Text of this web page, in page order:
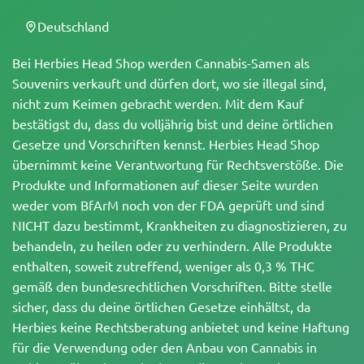
Bei Herbies Head Shop werden Cannabis-Samen als
Souvenirs verkauft und dürfen dort, wo sie illegal sind,
nicht zum Keimen gebracht werden. Mit dem Kauf
bestätigst du, dass du volljährig bist und deine örtlichen
Gesetze und Vorschriften kennst. Herbies Head Shop
übernimmt keine Verantwortung für Rechtsverstöße. Die
Produkte und Informationen auf dieser Seite wurden
weder vom BfArM noch von der FDA geprüft und sind
NICHT dazu bestimmt, Krankheiten zu diagnostizieren, zu
behandeln, zu heilen oder zu verhindern. Alle Produkte
enthalten, soweit zutreffend, weniger als 0,3 % THC
gemäß den bundesrechtlichen Vorschriften. Bitte stelle
sicher, dass du deine örtlichen Gesetze einhältst, da
Herbies keine Rechtsberatung anbietet und keine Haftung
für die Verwendung oder den Anbau von Cannabis in
Deutschland